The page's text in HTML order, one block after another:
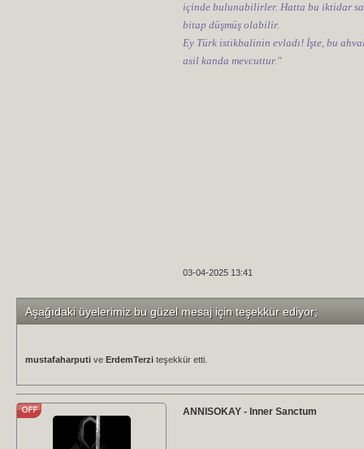
içinde bulunabilirler. Hatta bu iktidar
bitap düşmüş olabilir.
Ey Türk istikbalinin evladı! İşte, bu
asil kanda mevcuttur."
03-04-2025 13:41
Aşağıdaki üyelerimiz bu güzel mesaj için teşekkür ediyor;
mustafaharputi ve ErdemTerzi teşekkür etti.
ANNISOKAY - Inner Sanctum